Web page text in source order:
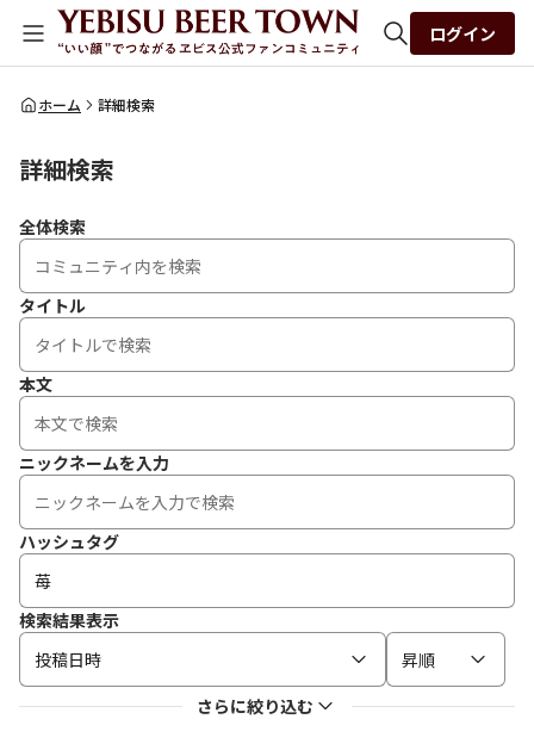
全体検索
ログイン
ホーム 詳細検索
詳細検索
全体検索
タイトル
本文
ニックネームを入力
ハッシュタグ
検索結果表示
投稿日時
昇順
さらに絞り込む